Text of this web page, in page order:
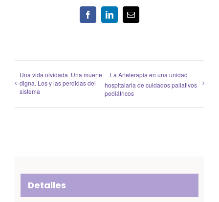
FacebookLinkedInCorreo
electrónico
Una vida olvidada. Una muerte
digna. Los y las perdidas del
sistema
La Arteterapia en una unidad
hospitalaria de cuidados paliativos
pediátricos
Detalles